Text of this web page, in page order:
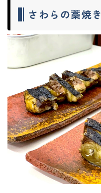
さわらの藁焼き